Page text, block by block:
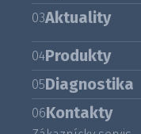
03Aktuality
04Produkty
05Diagnostika
06Kontakty